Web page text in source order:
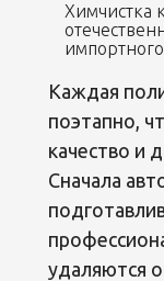
Химчистка
Каждая
поэтапно,
качество и
Сначала
удаляются